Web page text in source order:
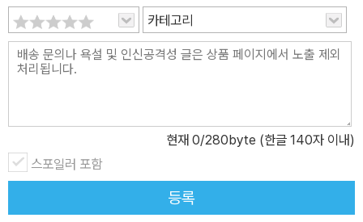
도록 유도하는 등 추가적인 독후 활동을 한다면, 독서의 효과를 더 극
대화할 수 있을 것이다. 등장인물 이름: 으뜸 나이: 중학교 3학년 별
명: 초록 돼지 좋아하는 색: 초록색 좋아하는 것: 먹방 싫어하는 것: 독
카테고리
현재 0/280byte (한글 140자 이내)
스포일러 포함
등록